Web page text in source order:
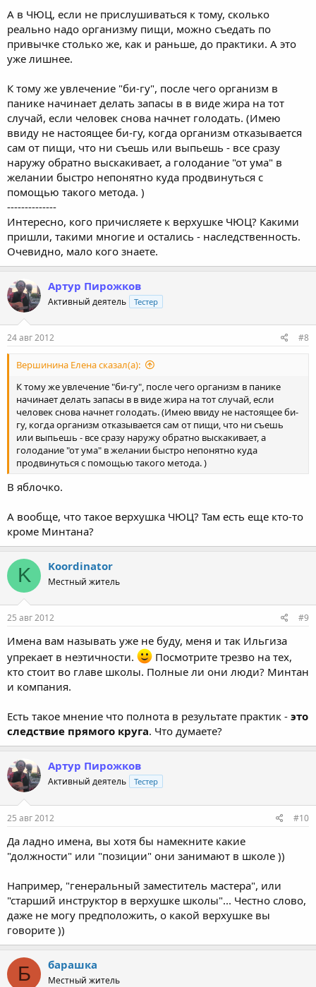
А в ЧЮЦ, если не прислушиваться к тому, сколько
реально надо организму пищи, можно съедать по
привычке столько же, как и раньше, до практики. А это
уже лишнее.
К тому же увлечение "би-гу", после чего организм в
панике начинает делать запасы в в виде жира на тот
случай, если человек снова начнет голодать. (Имею
ввиду не настоящее би-гу, когда организм отказывается
сам от пищи, что ни съешь или выпьешь - все сразу
наружу обратно выскакивает, а голодание "от ума" в
желании быстро непонятно куда продвинуться с
помощью такого метода. )
--------------
Интересно, кого причисляете к верхушке ЧЮЦ? Какими
пришли, такими многие и остались - наследственность.
Очевидно, мало кого знаете.
Артур Пирожков
Активный деятель Тестер
24 авг 2012 #8
Вершинина Елена сказал(а):
К тому же увлечение "би-гу", после чего организм в панике
начинает делать запасы в в виде жира на тот случай, если
человек снова начнет голодать. (Имею ввиду не настоящее би-
гу, когда организм отказывается сам от пищи, что ни съешь
или выпьешь - все сразу наружу обратно выскакивает, а
голодание "от ума" в желании быстро непонятно куда
продвинуться с помощью такого метода. )
В яблочко.
А вообще, что такое верхушка ЧЮЦ? Там есть еще кто-то
кроме Минтана?
K Koordinator
Местный житель
25 авг 2012 #9
Имена вам называть уже не буду, меня и так Ильгиза
упрекает в неэтичности.
Посмотрите трезво на тех,
кто стоит во главе школы. Полные ли они люди? Минтан
и компания.
Есть такое мнение что полнота в результате практик - это
следствие прямого круга. Что думаете?
Артур Пирожков
Активный деятель Тестер
25 авг 2012 #10
Да ладно имена, вы хотя бы намекните какие
"должности" или "позиции" они занимают в школе ))
Например, "генеральный заместитель мастера", или
"старший инструктор в верхушке школы"... Честно слово,
даже не могу предположить, о какой верхушке вы
говорите ))
Б барашка
Местный житель